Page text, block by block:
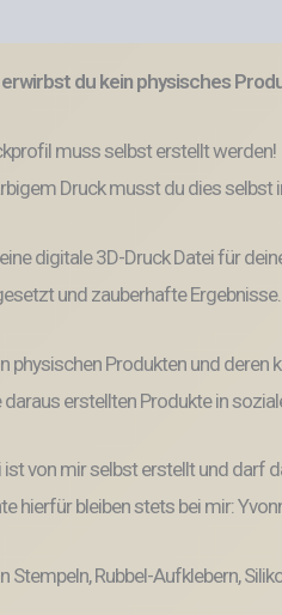
erwirbst du kein physisches
muss selbst erstellt werden!
Druck musst du dies selbst
digitale 3D-Druck Datei für
und zauberhafte Ergebnisse.
physischen Produkten und deren
erstellten Produkte in
ist von mir selbst erstellt und darf
hierfür bleiben stets bei mir:
Stempeln, Rubbel-Aufklebern,